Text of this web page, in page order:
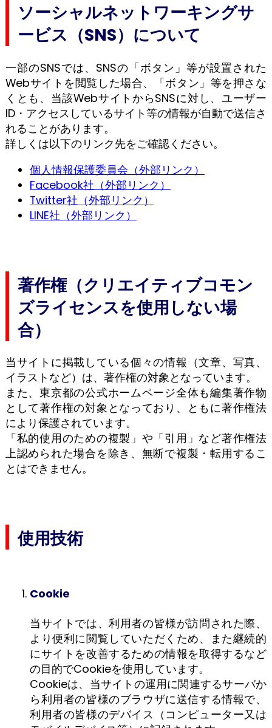
ソーシャルネットワーキングサ
ービス（SNS）について
一部のSNSでは、SNSの「ボタン」等が設置された
Webサイトを閲覧した場合、「ボタン」等を押さな
くとも、当該WebサイトからSNSに対し、ユーザー
ID・アクセスしているサイト等の情報が自動で送信さ
れることがあります。
詳しくは以下のリンク先をご確認ください。
個人情報保護委員会（外部リンク）
Facebook社（外部リンク）
Twitter社（外部リンク）
LINE社（外部リンク）
著作権（クリエイティブコモン
ズライセンスを使用しない場
合）
当サイトに掲載している個々の情報（文章、写真、
イラストなど）は、著作権の対象となっています。
また、東京都の公式ホームページ全体も編集著作物
として著作権の対象となっており、ともに著作権法
により保護されています。
「私的使用のための複製」や「引用」など著作権法
上認められた場合を除き、無断で複製・転用するこ
とはできません。
使用技術
Cookie
当サイトでは、利用者の皆様が訪問された際、
より便利に閲覧していただくため、また継続的
にサイトを改善するための情報を取得するなど
の目的でCookieを使用しています。
Cookieは、当サイトの運用に関連するサーバか
ら利用者の皆様のブラウザに送信する情報で、
利用者の皆様のデバイス（コンピューター又は